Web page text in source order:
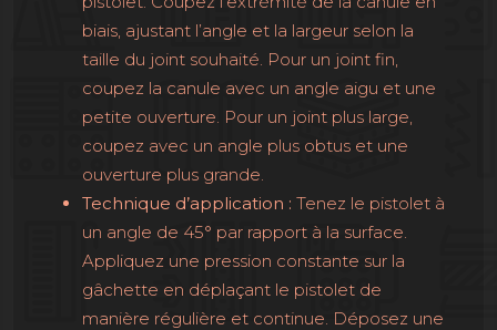
biais, ajustant l’angle et la largeur selon la
taille du joint souhaité. Pour un joint fin,
coupez la canule avec un angle aigu et une
petite ouverture. Pour un joint plus large,
coupez avec un angle plus obtus et une
ouverture plus grande.
Technique d’application : Tenez le pistolet à
un angle de 45° par rapport à la surface.
Appliquez une pression constante sur la
gâchette en déplaçant le pistolet de
manière régulière et continue. Déposez une